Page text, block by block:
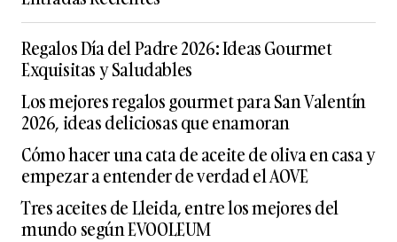
Regalos Día del Padre 2026: Ideas Gourmet
Exquisitas y Saludables
Los mejores regalos gourmet para San Valentín
2026, ideas deliciosas que enamoran
Cómo hacer una cata de aceite de oliva en casa y
empezar a entender de verdad el AOVE
Tres aceites de Lleida, entre los mejores del
mundo según EVOOLEUM